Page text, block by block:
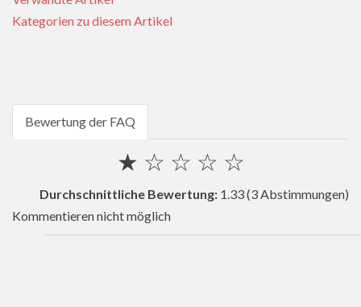
Kategorien zu diesem Artikel
Bewertung der FAQ
☆
☆
☆
☆
★
Durchschnittliche Bewertung: 1.33(3 Abstimmungen)
Kommentieren nicht möglich